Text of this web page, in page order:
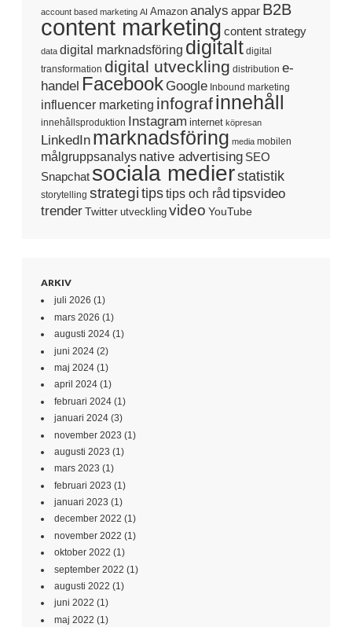
account based marketing AI Amazon analys appar B2B
content marketing content strategy
data digital marknadsföring digitalt digital
transformation digital utveckling distribution e-
handel Facebook Google Inbound marketing
influencer marketing infografinnehåll
innehållsproduktion Instagram internet köpresan
LinkedIn marknadsföring media mobilen
målgruppsanalys native advertising SEO
Snapchat sociala medierstatistik
storytelling strategi tipstips och råd tipsvideo
trenderTwitter utveckling video YouTube
ARKIV
juli 2026 (1)
mars 2026 (1)
augusti 2024 (1)
juni 2024 (2)
maj 2024 (1)
april 2024 (1)
februari 2024 (1)
januari 2024 (3)
november 2023 (1)
augusti 2023 (1)
mars 2023 (1)
februari 2023 (1)
januari 2023 (1)
december 2022 (1)
november 2022 (1)
oktober 2022 (1)
september 2022 (1)
augusti 2022 (1)
juni 2022 (1)
maj 2022 (1)